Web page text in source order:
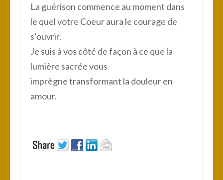
La guérison commence au moment dans
le quel votre Coeur aura le courage de
s’ouvrir.
Je suis à vos côté de façon à ce que la
lumière sacrée vous
imprègne transformant la douleur en
amour.